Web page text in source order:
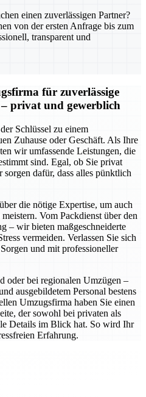
einen zuverlässigen Partner?
von der ersten Anfrage bis zum
transparent und
für zuverlässige
privat und gewerblich
Schlüssel zu einem
Zuhause oder Geschäft. Als Ihre
wir umfassende Leistungen, die
sind. Egal, ob Sie privat
dafür, dass alles pünktlich
die nötige Expertise, um auch
Vom Packdienst über den
– wir bieten maßgeschneiderte
vermeiden. Verlassen Sie sich
und mit professioneller
oder bei regionalen Umzügen –
ausgebildetem Personal bestens
Umzugsfirma haben Sie einen
der sowohl bei privaten als
Details im Blick hat. So wird Ihr
Erfahrung.